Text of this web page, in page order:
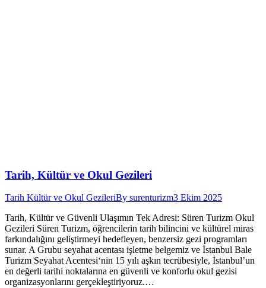
Tarih, Kültür ve Okul Gezileri
Tarih Kültür ve Okul GezileriBy surenturizm3 Ekim 2025
Tarih, Kültür ve Güvenli Ulaşımın Tek Adresi: Süren Turizm Okul
Gezileri Süren Turizm, öğrencilerin tarih bilincini ve kültürel miras
farkındalığını geliştirmeyi hedefleyen, benzersiz gezi programları
sunar. A Grubu seyahat acentası işletme belgemiz ve İstanbul Bale
Turizm Seyahat Acentesi‘nin 15 yılı aşkın tecrübesiyle, İstanbul’un
en değerli tarihi noktalarına en güvenli ve konforlu okul gezisi
organizasyonlarını gerçekleştiriyoruz.…